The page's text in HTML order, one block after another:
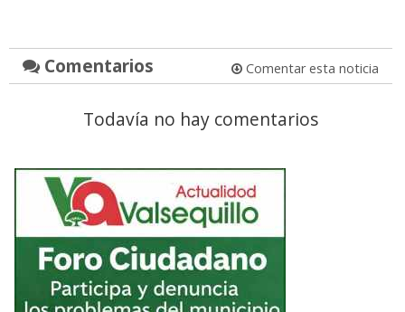
Comentarios Comentar esta noticia
Todavía no hay comentarios